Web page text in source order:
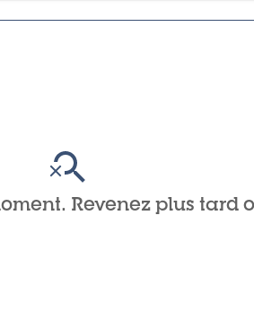
Revenez plus tard